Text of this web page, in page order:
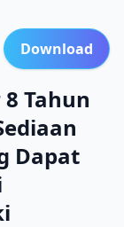
Download
Tahun
Dapat